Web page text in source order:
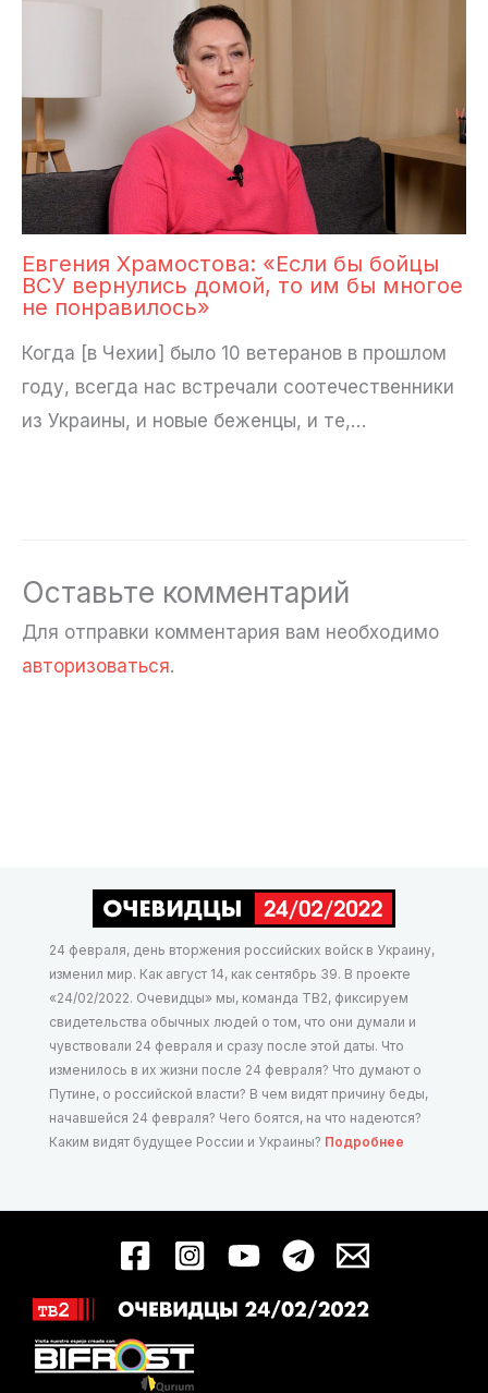
Евгения Храмостова: «Если бы бойцы
ВСУ вернулись домой, то им бы многое
не понравилось»
Когда [в Чехии] было 10 ветеранов в прошлом
году, всегда нас встречали соотечественники
из Украины, и новые беженцы, и те,…
Оставьте комментарий
Для отправки комментария вам необходимо
авторизоваться.
24 февраля, день вторжения российских войск в Украину,
изменил мир. Как август 14, как сентябрь 39. В проекте
«24/02/2022. Очевидцы» мы, команда ТВ2, фиксируем
свидетельства обычных людей о том, что они думали и
чувствовали 24 февраля и сразу после этой даты. Что
изменилось в их жизни после 24 февраля? Что думают о
Путине, о российской власти? В чем видят причину беды,
начавшейся 24 февраля? Чего боятся, на что надеются?
Каким видят будущее России и Украины? Подробнее